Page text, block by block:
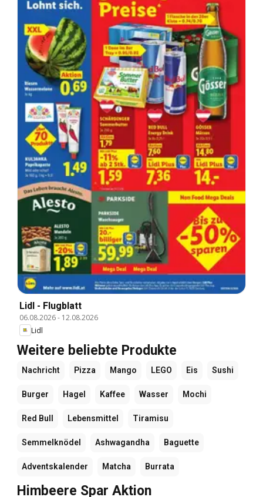
Lidl - Flugblatt
06.08.2026- 12.08.2026
Lidl
Weitere beliebte Produkte
Nachricht Pizza Mango LEGO Eis Sushi
Burger Hagel Kaffee Wasser Mochi
Red Bull Lebensmittel Tiramisu
Semmelknödel Ashwagandha Baguette
Adventskalender Matcha Burrata
Himbeere Spar Aktion